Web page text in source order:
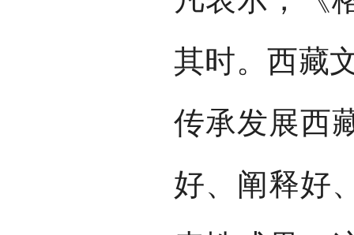
其时。西藏
传承发展西
好、阐释好